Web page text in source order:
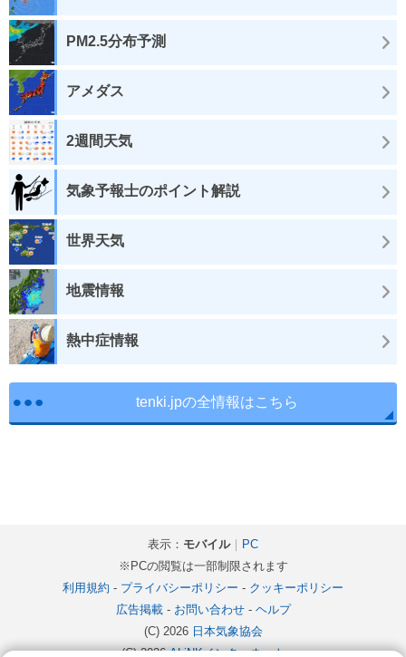
PM2.5分布予測
アメダス
2週間天気
気象予報士のポイント解説
世界天気
地震情報
熱中症情報
tenki.jpの全情報はこちら
表示： モバイル｜
PC
※PCの閲覧は一部制限されます
利用規約 - プライバシーポリシー - クッキーポリシー
広告掲載- お問い合わせ- ヘルプ
(C) 2026 日本気象協会
(C) 2026ALiNKインターネット